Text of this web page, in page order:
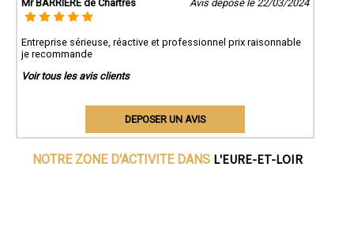
Mr BARRIERE de Chartres Avis déposé le 22/03/2024
Entreprise sérieuse, réactive et professionnel prix raisonnable
je recommande
Voir tous les avis clients
DEPOSER UN AVIS
NOTRE ZONE D'ACTIVITE DANS L'EURE-ET-LOIR